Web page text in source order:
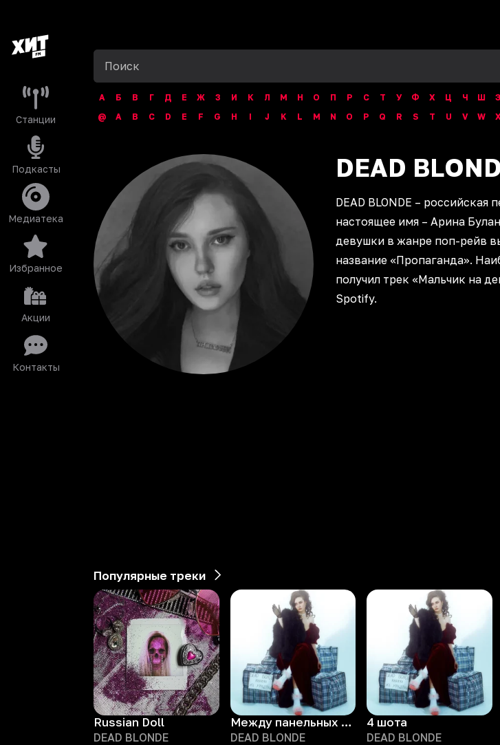
Станции
Подкасты
Медиатека
Избранное
Акции
Контакты
А Б В Г Д Е Ж З И К Л М Н О П Р С Т У Ф Х Ц Ч Ш Э
@
A B C D E F G H I J K L M N O P Q R S T U V W
DEAD
DEAD BLONDE – российская
настоящее имя – Арина
девушки в жанре поп-рейв
название «Пропаганда».
получил трек «Мальчик на
Spotify.
Популярные треки
Russian Doll
DEAD BLONDE
Между панельных домов
DEAD BLONDE
4 шота
DEAD BLONDE